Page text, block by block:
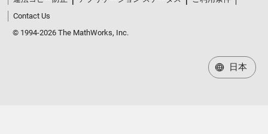
Contact Us
© 1994-2026 The MathWorks, Inc.
日本